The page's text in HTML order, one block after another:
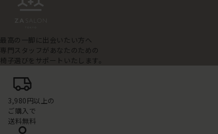
最高の一脚に出会いたい方へ
専門スタッフがあなたのための
椅子選びをサポートいたします。
3,980円以上の
ご購入で
送料無料